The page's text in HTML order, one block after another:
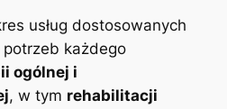
usług dostosowanych
każdego
ogólnej i
, w tym rehabilitacji